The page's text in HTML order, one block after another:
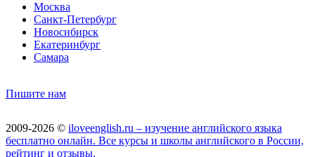
Москва
Санкт-Петербург
Новосибирск
Екатеринбург
Самара
Пишите нам
2009-2026 © iloveenglish.ru – изучение английского языка
бесплатно онлайн. Все курсы и школы английского в России,
рейтинг и отзывы.